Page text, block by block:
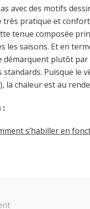
avec des motifs
pratique et
tenue composée
saisons. Et en
démarquent plutôt
Puisque le
la chaleur est au
:
s’habiller en